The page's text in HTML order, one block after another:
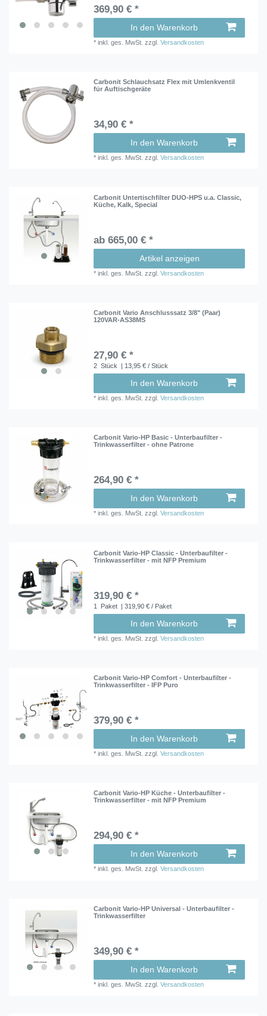
369,90 € *
In den Warenkorb
*inkl. ges. MwSt. zzgl.Versandkosten
Carbonit Schlauchsatz Flex mit Umlenkventil
für Auftischgeräte
34,90 € *
In den Warenkorb
*inkl. ges. MwSt. zzgl.Versandkosten
Carbonit Untertischfilter DUO-HPS u.a. Classic,
Küche, Kalk, Special
ab 665,00 € *
Artikel anzeigen
*inkl. ges. MwSt. zzgl.Versandkosten
Carbonit Vario Anschlusssatz 3/8" (Paar)
120VAR-AS38MS
27,90 € *
2 Stück | 13,95 € / Stück
In den Warenkorb
*inkl. ges. MwSt. zzgl.Versandkosten
Carbonit Vario-HP Basic - Unterbaufilter -
Trinkwasserfilter - ohne Patrone
264,90 € *
In den Warenkorb
*inkl. ges. MwSt. zzgl.Versandkosten
Carbonit Vario-HP Classic - Unterbaufilter -
Trinkwasserfilter - mit NFP Premium
319,90 € *
1 Paket | 319,90 € / Paket
In den Warenkorb
*inkl. ges. MwSt. zzgl.Versandkosten
Carbonit Vario-HP Comfort - Unterbaufilter -
Trinkwasserfilter - IFP Puro
379,90 € *
In den Warenkorb
*inkl. ges. MwSt. zzgl.Versandkosten
Carbonit Vario-HP Küche - Unterbaufilter -
Trinkwasserfilter - mit NFP Premium
294,90 € *
In den Warenkorb
*inkl. ges. MwSt. zzgl.Versandkosten
Carbonit Vario-HP Universal - Unterbaufilter -
Trinkwasserfilter
349,90 € *
In den Warenkorb
*inkl. ges. MwSt. zzgl.Versandkosten